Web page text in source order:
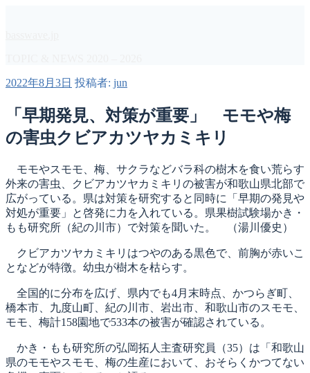
へ
キ
プ
投
日:
2022年8月3日 投稿者: jun
「早期発見、対策が重要」 モモや梅
の害虫クビアカツヤカミキリ
モモやスモモ、梅、サクラなどバラ科の樹木を食い荒らす
外来の害虫、クビアカツヤカミキリの被害が和歌山県北部で
広がっている。県は対策を研究すると同時に「早期の発見や
対処が重要」と啓発に力を入れている。県果樹試験場かき・
もも研究所（紀の川市）で対策を聞いた。 （湯川優史）
クビアカツヤカミキリはつやのある黒色で、前胸が赤いこ
となどが特徴。幼虫が樹木を枯らす。
全国的に分布を広げ、県内でも4月末時点、かつらぎ町、
橋本市、九度山町、紀の川市、岩出市、和歌山市のスモモ、
モモ、梅計158園地で533本の被害が確認されている。
かき・もも研究所の弘岡拓人主査研究員（35）は「和歌山
県のモモやスモモ、梅の生産において、おそらくかつてない